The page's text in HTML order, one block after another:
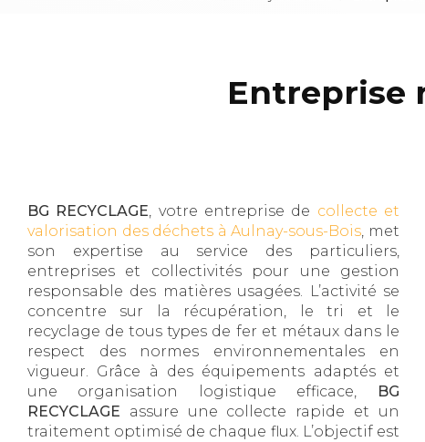
Entreprise
BG RECYCLAGE, votre entreprise de collecte et
valorisation des déchets à Aulnay-sous-Bois, met
son expertise au service des particuliers,
entreprises et collectivités pour une gestion
responsable des matières usagées. L’activité se
concentre sur la récupération, le tri et le
recyclage de tous types de fer et métaux dans le
respect des normes environnementales en
vigueur. Grâce à des équipements adaptés et
une organisation logistique efficace,
BG
RECYCLAGE assure une collecte rapide et un
traitement optimisé de chaque flux. L’objectif est